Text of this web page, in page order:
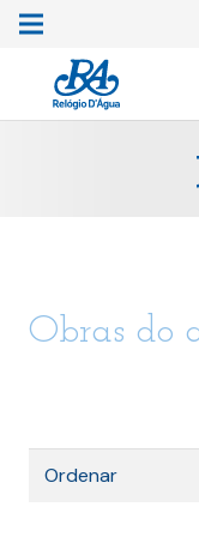
Obras do